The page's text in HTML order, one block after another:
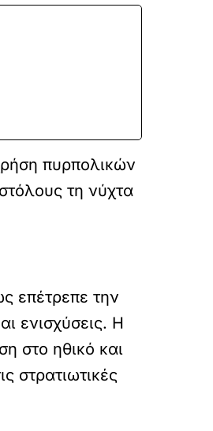
πυρπολικών
τη νύχτα
επέτρεπε την
ενισχύσεις. Η
στο ηθικό και
στρατιωτικές